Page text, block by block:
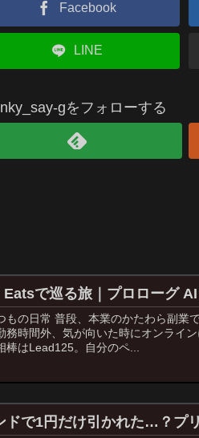
Facebook
LINE
gをフォローする
Eatsで巡る旅｜プロローグ
もの日常 普段、本業のかたわら副業
務時間外、気が向いた時にオンライ
棒はLead125。自分のペ...
ドで1円だけ引かれた…？プ